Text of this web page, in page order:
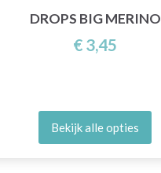
DROPS BIG MERINO
€ 3,45
Bekijk alle opties